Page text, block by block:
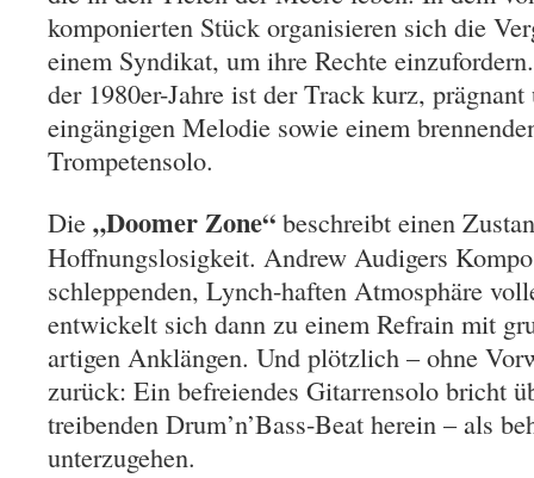
komponierten Stück organisieren sich die
einem Syndikat, um ihre Rechte
der 1980er-Jahre ist der Track kurz,
eingängigen Melodie sowie einem
Trompetensolo.
Die „Doomer Zone“ beschreibt einen
Hoffnungslosigkeit. Andrew Audigers
schleppenden, Lynch-haften Atmosphäre
entwickelt sich dann zu einem Refrain mit
artigen Anklängen. Und plötzlich – ohne
zurück: Ein befreiendes Gitarrensolo bricht
treibenden Drum’n’Bass-Beat herein – als
unterzugehen.